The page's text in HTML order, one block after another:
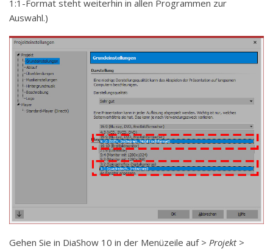
1:1-Format steht weiterhin in allen Programmen zur
Auswahl.)
Gehen Sie in DiaShow 10 in der Menüzeile auf > Projekt >